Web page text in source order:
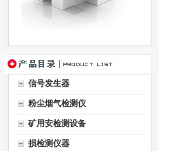
信号发生器
粉尘烟气检测仪
矿用安检测设备
损检测仪器